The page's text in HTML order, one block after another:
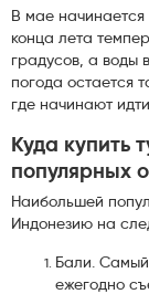
В мае
конца лета
градусов, а воды
погода остается
где начинают
Куда купить
популярных
Наибольшей
Индонезию на
Бали. Самый
ежегодно